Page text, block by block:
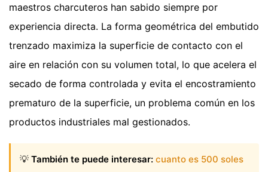
maestros charcuteros han sabido siempre por
experiencia directa. La forma geométrica del embutido
trenzado maximiza la superficie de contacto con el
aire en relación con su volumen total, lo que acelera el
secado de forma controlada y evita el encostramiento
prematuro de la superficie, un problema común en los
productos industriales mal gestionados.
💡 También te puede interesar: cuanto es 500 soles